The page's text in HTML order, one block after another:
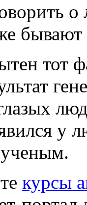
о
бывают
тот
у
курсы